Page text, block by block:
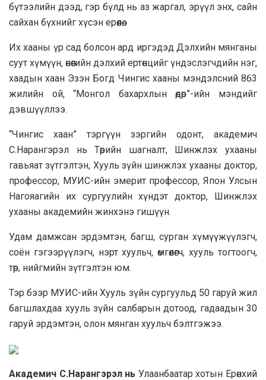
бүтээлийн дээд, гэр бүлд нь аз жаргал, эрүүл энх, сайн
сайхан бүхнийг хүсэн ерөөлөө.
Их хааны үр сад болсон ард иргэдэд Дэлхийн мянганы
суут хүмүүн, өнөөгийн дэлхий ертөнцийг үндэслэгчдийн нэг,
хаадын хаан Эзэн Богд Чингис хааны мэндэлсний 863
жилийн ой, “Монгол бахархлын өдөр”-ийн мэндийг
дэвшүүллээ.
“Чингис хаан” тэргүүн зэргийн одонт, академич
С.Нарангэрэл нь Төрийн шагналт, Шинжлэх ухааны
гавьяат зүтгэлтэн, Хууль зүйн шинжлэх ухааны доктор,
профессор, МУИС-ийн эмерит профессор, Япон Улсын
Нагояагийн их сургуулийн хүндэт доктор, Шинжлэх
ухааны академийн жинхэнэ гишүүн.
Удам дамжсан эрдэмтэн, багш, сурган хүмүүжүүлэгч,
соён гэгээрүүлэгч, нэрт хуульч, өмгөөлөгч, хууль тогтоогч,
төр, нийгмийн зүтгэлтэн юм.
Тэр бээр МУИС-ийн Хууль зүйн сургуульд 50 гаруй жил
багшлахдаа хууль зүйн салбарын дотоод, гадаадын 30
гаруй эрдэмтэн, олон мянган хуульч бэлтгэжээ.
Академич С.Нарангэрэл нь Улаанбаатар хотын Ерөнхий